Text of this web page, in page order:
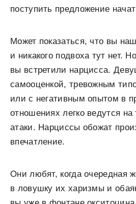
поступить предложение
Может показаться, что вы
и никакого подвоха тут нет.
вы встретили нарцисса.
самооценкой, тревожным
или с негативным опытом в
отношениях легко ведутся
атаки. Нарциссы обожат
впечатление.
Они любят, когда очередная
в ловушку их харизмы и